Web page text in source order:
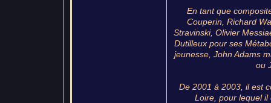
En tant que
Couperin, Richard
Stravinski, Olivier
Dutilleux pour ses
jeunesse, John Adams
ou
De 2001 à 2003, il est
Loire, pour lequel